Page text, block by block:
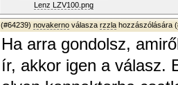
Lenz LZV100.png
(#64239) novakerno válasza rzzla hozzászólására (
Ha arra gondolsz,
ír, akkor igen a válasz.